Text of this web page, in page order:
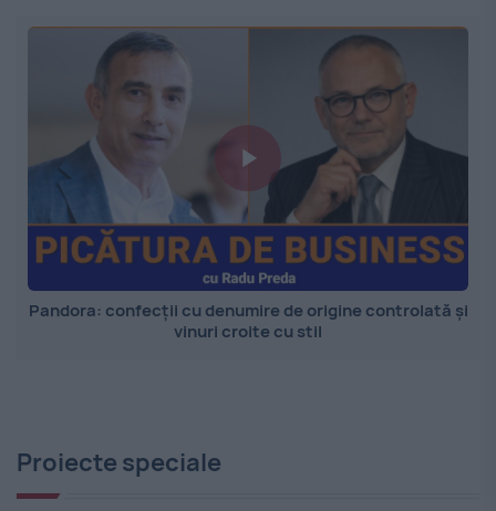
Pandora: confecții cu denumire de origine controlată și
vinuri croite cu stil
Proiecte speciale